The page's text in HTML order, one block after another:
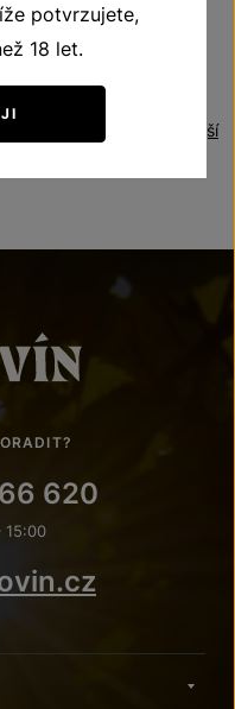
Zrušit filtry
Nejnovější
620
15:00
potvrzujete,
18 let.